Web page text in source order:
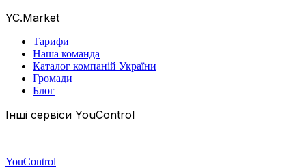
YC.Market
Тарифи
Наша команда
Каталог компаній України
Громади
Блог
Інші сервіси YouControl
YouControl